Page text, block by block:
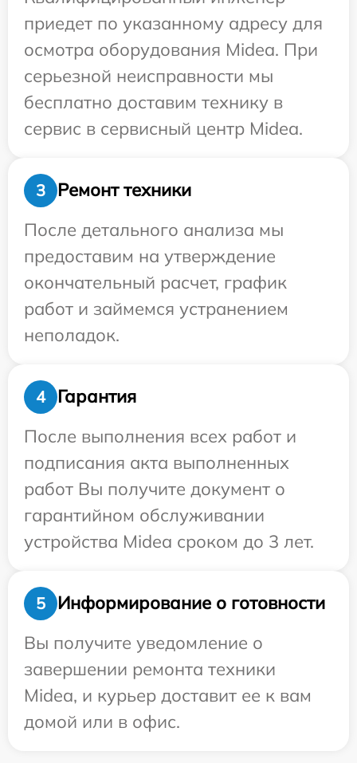
приедет по указанному адресу для
осмотра оборудования Midea. При
серьезной неисправности мы
бесплатно доставим технику в
сервис в сервисный центр Midea.
3
Ремонт техники
После детального анализа мы
предоставим на утверждение
окончательный расчет, график
работ и займемся устранением
неполадок.
4
Гарантия
После выполнения всех работ и
подписания акта выполненных
работ Вы получите документ о
гарантийном обслуживании
устройства Midea сроком до 3 лет.
5
Информирование о готовности
Вы получите уведомление о
завершении ремонта техники
Midea, и курьер доставит ее к вам
домой или в офис.